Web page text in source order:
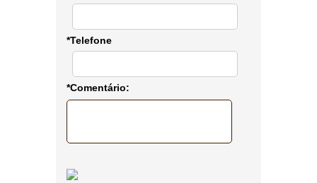
*Telefone
*Comentário: